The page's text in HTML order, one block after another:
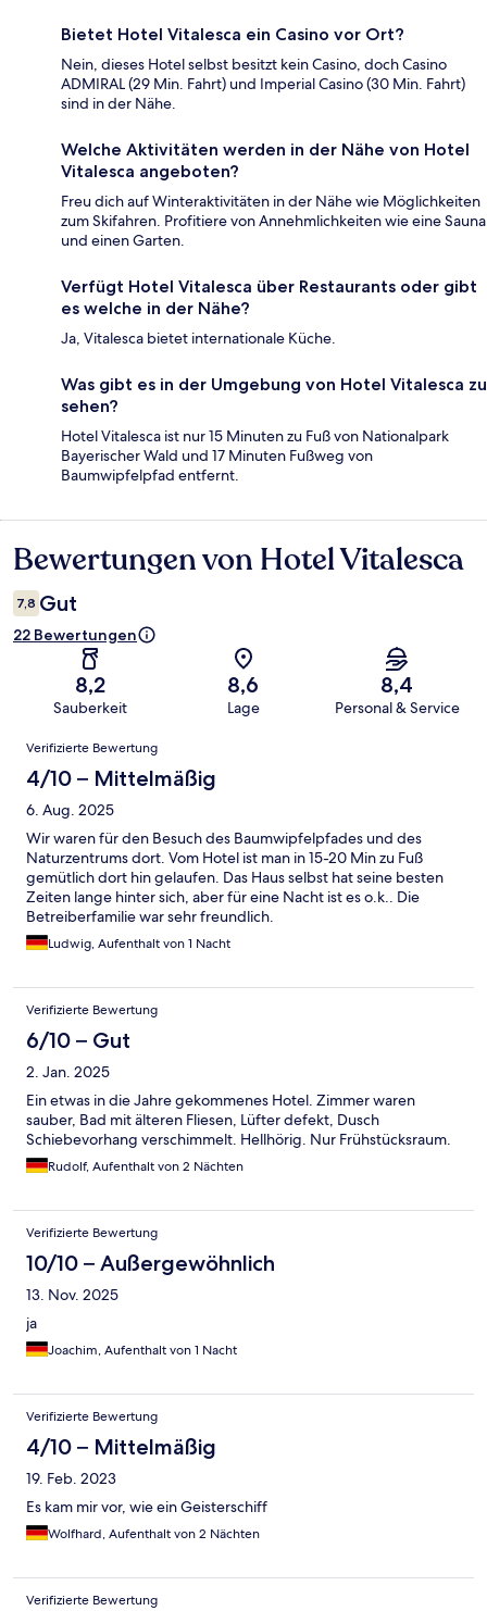
Bietet Hotel Vitalesca ein Casino vor Ort?
Nein, dieses Hotel selbst besitzt kein Casino, doch Casino
ADMIRAL (29 Min. Fahrt) und Imperial Casino (30 Min. Fahrt)
sind in der Nähe.
Welche Aktivitäten werden in der Nähe von Hotel
Vitalesca angeboten?
Freu dich auf Winteraktivitäten in der Nähe wie Möglichkeiten
zum Skifahren. Profitiere von Annehmlichkeiten wie eine Sauna
und einen Garten.
Verfügt Hotel Vitalesca über Restaurants oder gibt
es welche in der Nähe?
Ja, Vitalesca bietet internationale Küche.
Was gibt es in der Umgebung von Hotel Vitalesca zu
sehen?
Hotel Vitalesca ist nur 15 Minuten zu Fuß von Nationalpark
Bayerischer Wald und 17 Minuten Fußweg von
Baumwipfelpfad entfernt.
Bewertungen
Bewertungen von Hotel Vitalesca
7,8 Gut
22 Bewertungen
8,2
Sauberkeit
8,6
Lage
8,4
Personal & Service
Bewertungen
Verifizierte Bewertung
4/10 – Mittelmäßig
6. Aug. 2025
Wir waren für den Besuch des Baumwipfelpfades und des
Naturzentrums dort. Vom Hotel ist man in 15-20 Min zu Fuß
gemütlich dort hin gelaufen. Das Haus selbst hat seine besten
Zeiten lange hinter sich, aber für eine Nacht ist es o.k.. Die
Betreiberfamilie war sehr freundlich.
Ludwig, Aufenthalt von 1 Nacht
Verifizierte Bewertung
6/10 – Gut
2. Jan. 2025
Ein etwas in die Jahre gekommenes Hotel. Zimmer waren
sauber, Bad mit älteren Fliesen, Lüfter defekt, Dusch
Schiebevorhang verschimmelt. Hellhörig. Nur Frühstücksraum.
Rudolf, Aufenthalt von 2 Nächten
Verifizierte Bewertung
10/10 – Außergewöhnlich
13. Nov. 2025
ja
Joachim, Aufenthalt von 1 Nacht
Verifizierte Bewertung
4/10 – Mittelmäßig
19. Feb. 2023
Es kam mir vor, wie ein Geisterschiff
Wolfhard, Aufenthalt von 2 Nächten
Verifizierte Bewertung